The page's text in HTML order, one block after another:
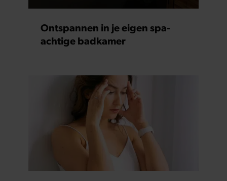
Ontspannen in je eigen spa-
achtige badkamer